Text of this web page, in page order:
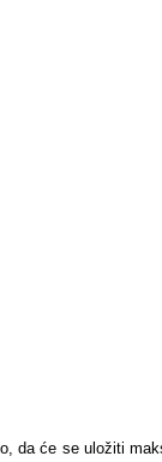
da će se uložiti